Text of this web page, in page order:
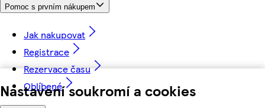
Nastavení soukromí a cookies
Pomoc s prvním nákupem
Jak nakupovat
Registrace
Rezervace času
Oblíbené